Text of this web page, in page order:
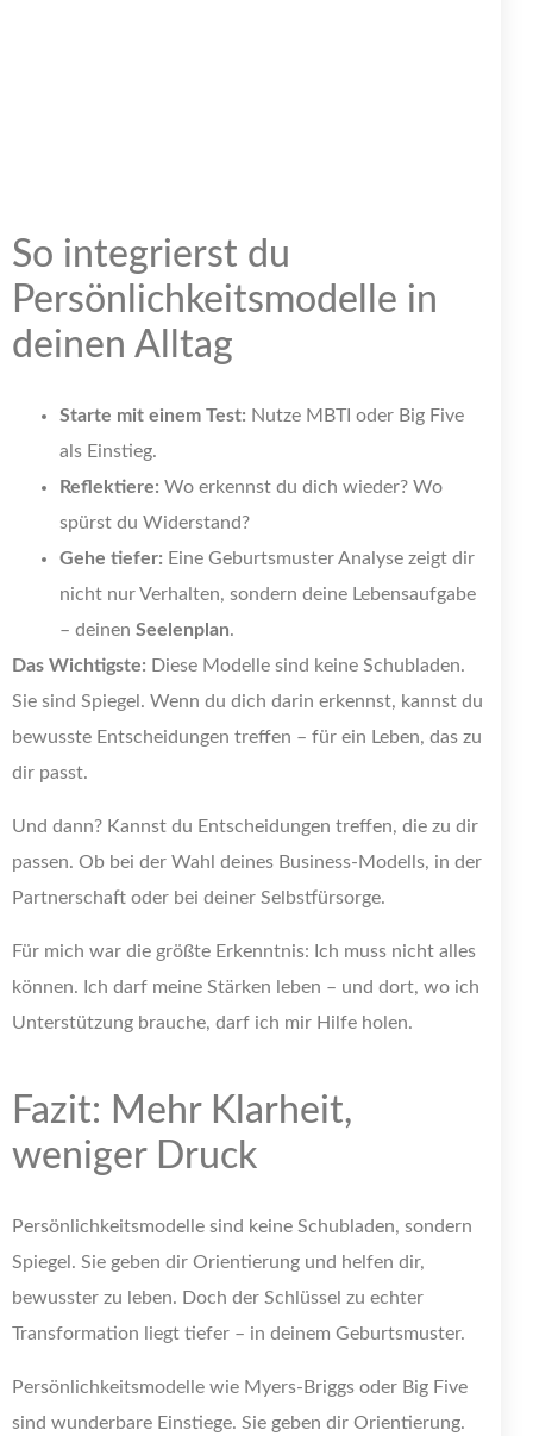
So integrierst du
Persönlichkeitsmodelle in
deinen Alltag
Starte mit einem Test: Nutze MBTI oder Big Five
als Einstieg.
Reflektiere: Wo erkennst du dich wieder? Wo
spürst du Widerstand?
Gehe tiefer: Eine Geburtsmuster Analyse zeigt dir
nicht nur Verhalten, sondern deine Lebensaufgabe
– deinen Seelenplan.
Das Wichtigste: Diese Modelle sind keine Schubladen.
Sie sind Spiegel. Wenn du dich darin erkennst, kannst du
bewusste Entscheidungen treffen – für ein Leben, das zu
dir passt.
Und dann? Kannst du Entscheidungen treffen, die zu dir
passen. Ob bei der Wahl deines Business-Modells, in der
Partnerschaft oder bei deiner Selbstfürsorge.
Für mich war die größte Erkenntnis: Ich muss nicht alles
können. Ich darf meine Stärken leben – und dort, wo ich
Unterstützung brauche, darf ich mir Hilfe holen.
Fazit: Mehr Klarheit,
weniger Druck
Persönlichkeitsmodelle sind keine Schubladen, sondern
Spiegel. Sie geben dir Orientierung und helfen dir,
bewusster zu leben. Doch der Schlüssel zu echter
Transformation liegt tiefer – in deinem Geburtsmuster.
Persönlichkeitsmodelle wie Myers-Briggs oder Big Five
sind wunderbare Einstiege. Sie geben dir Orientierung.